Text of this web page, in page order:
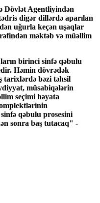
Dövlət Agentliyindən
digər dillərdə aparılan
uğurla keçən uşaqlar
məktəb və müəllim
birinci sinfə qəbulu
Həmin dövrədək
tarixlərdə bəzi təhsil
müsabiqələrin
seçimi həyata
qəbulu prosesini
sonra baş tutacaq" -